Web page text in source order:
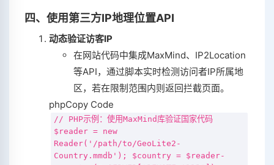
四、使用第三方IP地理位置API
动态验证访客IP
在网站代码中集成MaxMind、IP2Location
等API，通过脚本实时检测访问者IP所属地
区，若在限制范围内则返回拦截页面。
phpCopy Code
// PHP示例：使用MaxMind库验证国家代码
$reader = new
Reader( '/path/to/GeoLite2-
Country.mmdb' ); $country = $reader-